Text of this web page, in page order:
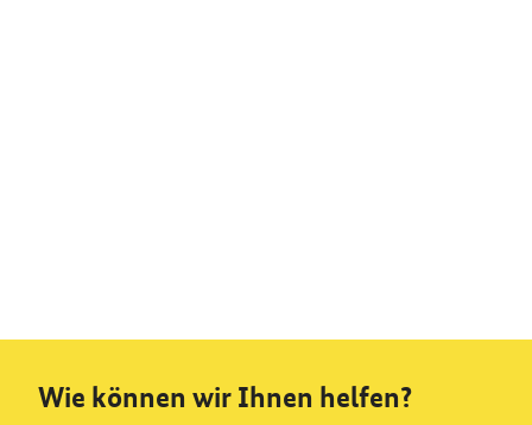
Wie können wir Ihnen helfen?